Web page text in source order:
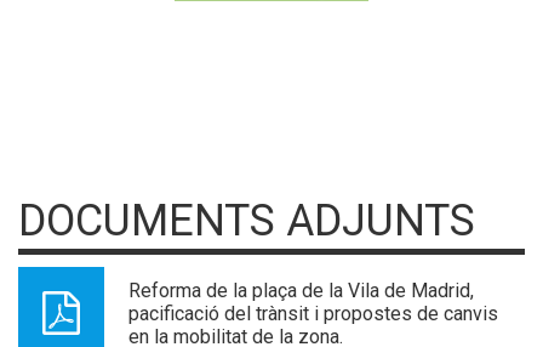
DOCUMENTS ADJUNTS
Reforma de la plaça de la Vila de Madrid,
pacificació del trànsit i propostes de canvis
en la mobilitat de la zona.